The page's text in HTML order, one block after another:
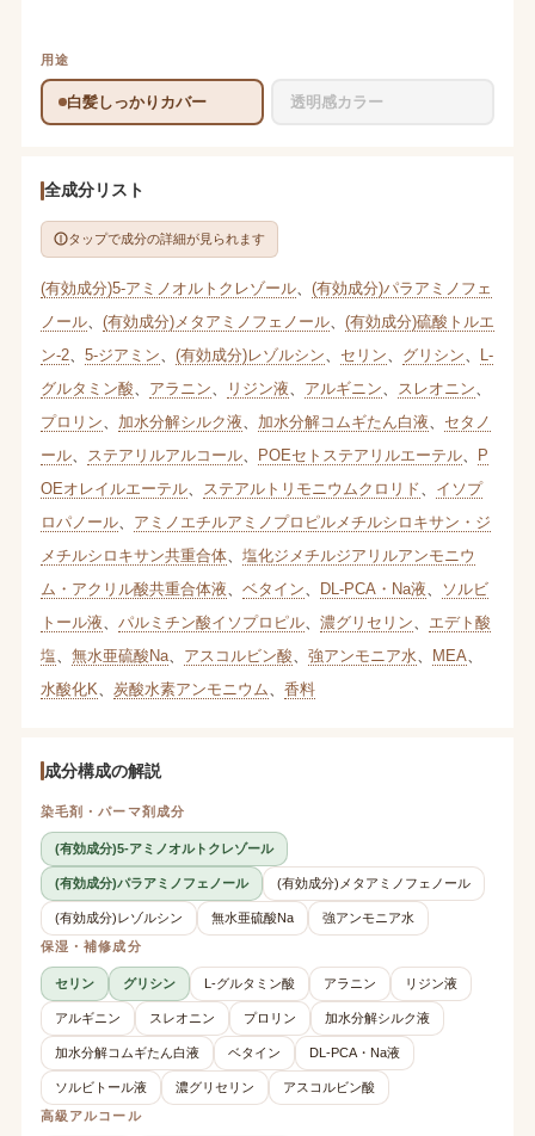
用途
白髪しっかりカバー 透明感カラー
全成分リスト
タップで成分の詳細が見られます
(有効成分)5-アミノオルトクレゾール、 (有効成分)パラアミノフェ
ノール、 (有効成分)メタアミノフェノール、 (有効成分)硫酸トルエ
ン-2、 5-ジアミン (有効成分)レゾルシン セリン グリシン
L-
グルタミン酸
アラニン リジン液 アルギニン スレオニン
プロリン
加水分解シルク液 加水分解コムギたん白液
セタノ
ール、 ステアリルアルコール、 POEセトステアリルエーテル、 P
OEオレイルエーテル、 ステアルトリモニウムクロリド
イソプ
ロパノール、 アミノエチルアミノプロピルメチルシロキサン・ジ
メチルシロキサン共重合体、 塩化ジメチルジアリルアンモニウ
ム・アクリル酸共重合体液
ベタイン DL-PCA・Na液
ソルビ
トール液
パルミチン酸イソプロピル、 濃グリセリン
エデト酸
塩
無水亜硫酸Na、 アスコルビン酸 強アンモニア水 MEA
水酸化K
炭酸水素アンモニウム 香料
成分構成の解説
染毛剤・パーマ剤成分
(有効成分)5-アミノオルトクレゾール
(有効成分)パラアミノフェノール (有効成分)メタアミノフェノール
(有効成分)レゾルシン 無水亜硫酸Na
強アンモニア水
保湿・補修成分
セリン グリシン L-グルタミン酸 アラニン リジン液
アルギニン スレオニン プロリン 加水分解シルク液
加水分解コムギたん白液 ベタイン DL-PCA・Na液
ソルビトール液 濃グリセリン
アスコルビン酸
高級アルコール